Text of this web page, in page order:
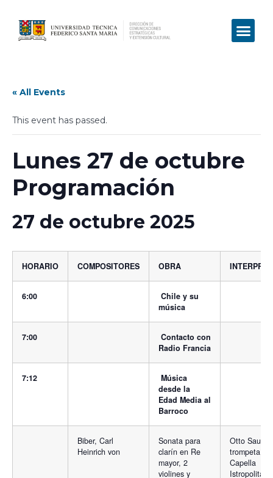
« All Events
This event has passed.
Lunes 27 de octubre
Programación
27 de octubre 2025
HORARIO COMPOSITORES OBRA
6:00
Chile y su
música
7:00
Contacto con
Radio Francia
7:12
Música
desde la
Edad Media al
Barroco
Biber, Carl
Heinrich von
Sonata para
clarín en Re
mayor, 2
violines y
Otto Sauter,
trompeta y
Capella